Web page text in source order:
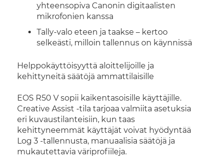
yhteensopiva Canonin digitaalisten
mikrofonien kanssa
Tally-valo eteen ja taakse – kertoo
selkeästi, milloin tallennus on käynnissä
Helppokäyttöisyyttä aloittelijoille ja
kehittyneitä säätöjä ammattilaisille
EOS R50 V sopii kaikentasoisille käyttäjille.
Creative Assist -tila tarjoaa valmiita asetuksia
eri kuvaustilanteisiin, kun taas
kehittyneemmät käyttäjät voivat hyödyntää
Log 3 -tallennusta, manuaalisia säätöjä ja
mukautettavia väriprofiileja.